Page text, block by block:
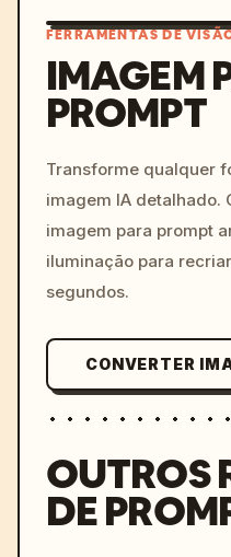
FERRAMENTAS DE
IMAGEM
PROMPT
Transforme qualquer
imagem IA detalhado.
imagem para prompt
iluminação para
segundos.
CONVERTER
OUTROS
DE